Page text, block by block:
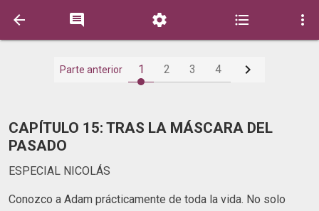
    
Parte anterior 1 2 3 4 
CAPÍTULO 15: TRAS LA MÁSCARA DEL
PASADO
ESPECIAL NICOLÁS
Conozco a Adam prácticamente de toda la vida. No solo